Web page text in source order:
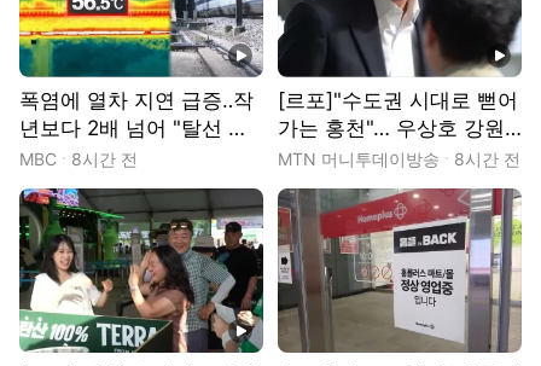
폭염에 열차 지연 급증‥작
년보다 2배 넘어 "탈선 위
험 막으려"
MBC 8시간 전
[르포]"수도권 시대로 뻗어
가는 홍천"… 우상호 강원
지사 "홍천 발전이 강원 경
제 활로" 전폭 지원
MTN 머니투데이방송 8시간 전